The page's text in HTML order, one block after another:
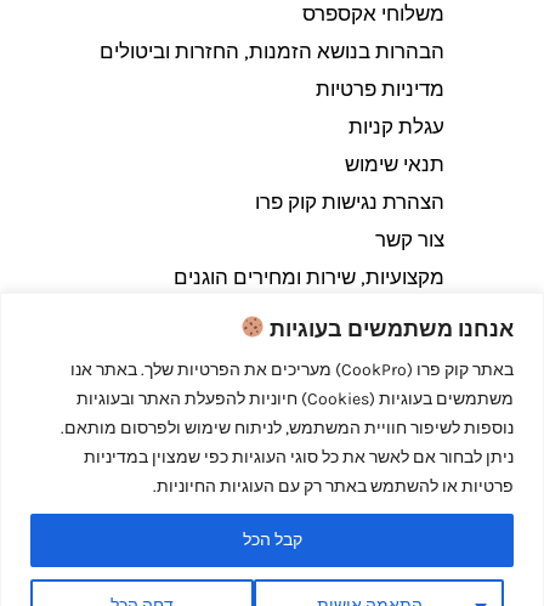
אנחנו משתמשים בעוגיות
באתר קוק פרו (CookPro) מעריכים את הפרטיות שלך. באתר אנו
משתמשים בעוגיות (Cookies) חיוניות להפעלת האתר ובעוגיות
נוספות לשיפור חוויית המשתמש, לניתוח שימוש ולפרסום מותאם.
ניתן לבחור אם לאשר את כל סוגי העוגיות כפי שמצוין במדיניות
פרטיות או להשתמש באתר רק עם העוגיות החיוניות.
קבל הכל
משלוחי אקספרס
הבהרות בנושא הזמנות, החזרות וביטולים​
מדיניות פרטיות
עגלת קניות
תנאי שימוש
הצהרת נגישות קוק פרו
צור קשר
מקצועיות, שירות ומחירים הוגנים
Copyright © 2026 קוק פרו - לבשל כמו מקצוענים
Powered by קוק פרו - לבשל כמו מקצוענים